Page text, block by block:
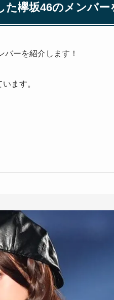
た欅坂46のメンバー
バーを紹介します！
ます。